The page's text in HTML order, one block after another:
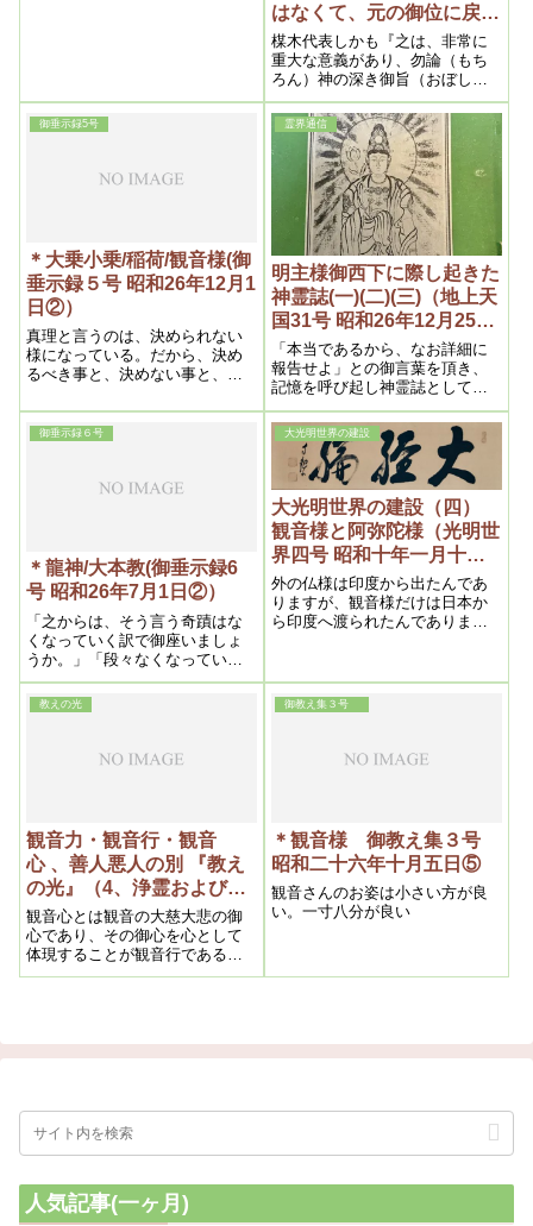
由である。最初に光輪が見えお
れるのは聖観音で、仏法の御働
は経綸を書かれてある。
はなくて、元の御位に戻ら
れるということ 2016年4月
②（私達の学び目からウロ
コの内容より）
楳木代表しかも『之は、非常に
重大な意義があり、勿論（もち
ろん）神の深き御旨（おぼしめ
し）に由（よ）るのであって、
人間の意図でない事は今更言う
までもない、何時（いつ）も吾
等（われら）が唱える処の、霊
界に於（お）ける夜昼転換の時
期に愈（いよい）...
御垂示録5号
＊大乗小乗/稲荷/観音様(御
垂示録５号 昭和26年12月1
日②）
真理と言うのは、決められない
様になっている。だから、決め
るべき事と、決めない事と、区
事も、永遠に決める、時間的に
決める、刹那的に決める――と
霊界通信
明主様御西下に際し起きた
神霊誌(一)(二)(三)（地上天
国31号 昭和26年12月25
日）
「本当であるから、なお詳細に
報告せよ」との御言葉を頂き、
記憶を呼び起し神霊誌として綴
らして頂きました。
御垂示録６号
＊龍神/大本教(御垂示録6
号 昭和26年7月1日②）
「之からは、そう言う奇蹟はな
くなっていく訳で御座いましょ
うか。」「段々なくなっていき
ます――夜の世界のだからね。
しかし、世界の物質の宝は龍宮
の乙姫さんが一時握っていた訳
大光明世界の建設
大光明世界の建設（四）
観音様と阿弥陀様（光明世
界四号 昭和十年一月十一
日）
外の仏様は印度から出たんであ
りますが、観音様だけは日本か
ら印度へ渡られたんでありま
す。それで頭の毛が縮れてゐる
んであります。観音様はちぢれ
てをりません。よく仏像等で古
様か観音様か区別の分らないの
教えの光
観音力・観音行・観音
心 、善人悪人の別 『教え
の光』（4、浄霊および信
仰上の問題）昭和二十六年
五月二十日
観音心とは観音の大慈大悲の御
心であり、その御心を心として
体現することが観音行である。
特に観音神業においては絶対に
御教え集３号
＊観音様 御教え集３号
昭和二十六年十月五日⑤
観音さんのお姿は小さい方が良
い。一寸八分が良い
人気記事(一ヶ月)